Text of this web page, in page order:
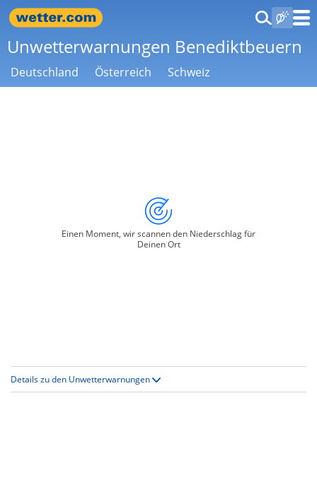
Unwetterwarnungen Benediktbeuern
Deutschland Österreich Schweiz
Einen Moment, wir scannen den Niederschlag für
Deinen Ort
Details zu den Unwetterwarnungen